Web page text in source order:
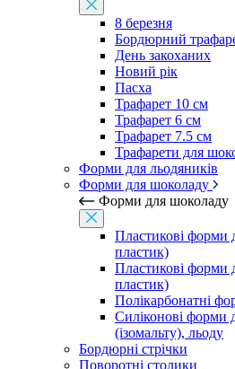
8 березня
Бордюрний
День закоханих
Новий рік
Пасха
Трафарет 10 см
Трафарет 6 см
Трафарет 7.5 см
Трафарети для
Форми для льодяників
Форми для шоколаду
Форми для шоколаду
Пластикові форми
пластик)
Пластикові форми
пластик)
Полікарбонатні
Силіконові форми
(ізомальту), льоду
Бордюрні стрічки
Поворотні столики